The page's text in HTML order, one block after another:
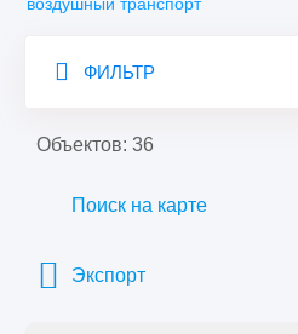
ФИЛЬТР
Объектов: 36
Поиск на карте
Экспорт